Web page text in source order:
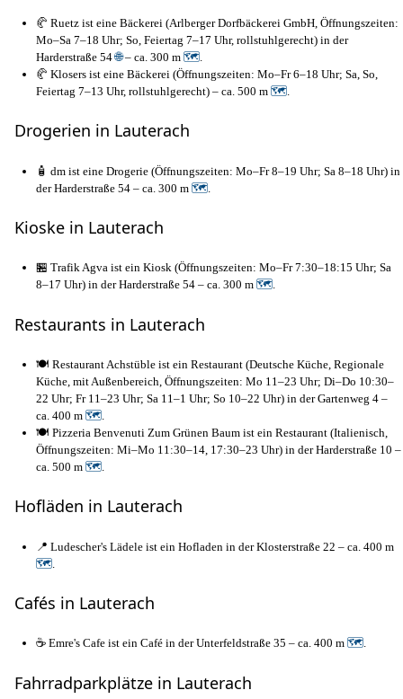
🥐 Ruetz ist eine Bäckerei (Arlberger Dorfbäckerei GmbH, Öffnungszeiten:
Mo–Sa 7–18 Uhr; So, Feiertag 7–17 Uhr, rollstuhlgerecht) in der
Harderstraße 54🌐– ca. 300 m 🗺.
🥐 Klosers ist eine Bäckerei (Öffnungszeiten: Mo–Fr 6–18 Uhr; Sa, So,
Feiertag 7–13 Uhr, rollstuhlgerecht) – ca. 500 m 🗺.
Drogerien in Lauterach
🧴 dm ist eine Drogerie (Öffnungszeiten: Mo–Fr 8–19 Uhr; Sa 8–18 Uhr) in
der Harderstraße 54 – ca. 300 m 🗺
Kioske in Lauterach
🏪 Trafik Agva ist ein Kiosk (Öffnungszeiten: Mo–Fr 7:30–18:15 Uhr; Sa
8–17 Uhr) in der Harderstraße 54 – ca. 300 m 🗺.
Restaurants in Lauterach
🍽️ Restaurant Achstüble ist ein Restaurant (Deutsche Küche, Regionale
Küche, mit Außenbereich, Öffnungszeiten: Mo 11–23 Uhr; Di–Do 10:30–
22 Uhr; Fr 11–23 Uhr; Sa 11–1 Uhr; So 10–22 Uhr) in der Gartenweg 4 –
ca. 400 m 🗺
🍽️ Pizzeria Benvenuti Zum Grünen Baum ist ein Restaurant (Italienisch,
Öffnungszeiten: Mi–Mo 11:30–14, 17:30–23 Uhr) in der Harderstraße 10 –
ca. 500 m 🗺
Hofläden in Lauterach
📍 Ludescher's Lädele ist ein Hofladen in der Klosterstraße 22 – ca. 400 m
🗺
Cafés in Lauterach
☕ Emre's Cafe ist ein Café in der Unterfeldstraße 35 – ca. 400 m 🗺.
Fahrradparkplätze in Lauterach